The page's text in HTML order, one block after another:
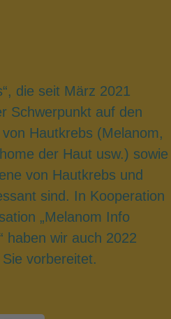
die seit März 2021
Schwerpunkt auf den
Hautkrebs (Melanom,
der Haut usw.) sowie
von Hautkrebs und
sind. In Kooperation
„Melanom Info
haben wir auch 2022
vorbereitet.